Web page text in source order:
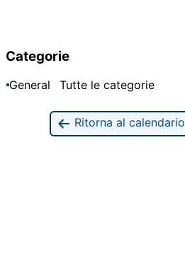
Categorie
General Tutte le categorie
Ritorna al calendario